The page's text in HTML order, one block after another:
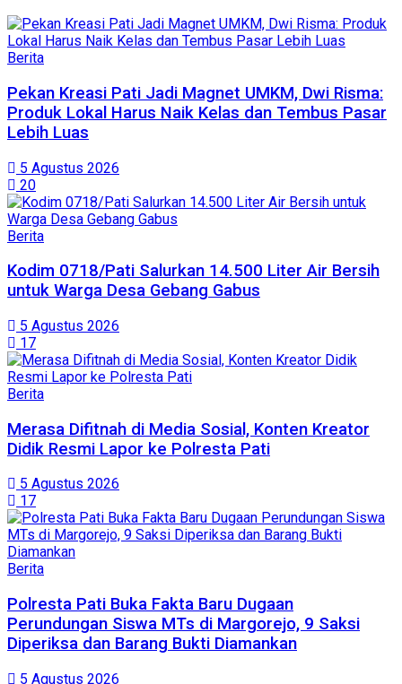
Berita
Pekan Kreasi Pati Jadi Magnet UMKM, Dwi Risma:
Produk Lokal Harus Naik Kelas dan Tembus Pasar
Lebih Luas
5 Agustus 2026
20
Berita
Kodim 0718/Pati Salurkan 14.500 Liter Air Bersih
untuk Warga Desa Gebang Gabus
5 Agustus 2026
17
Berita
Merasa Difitnah di Media Sosial, Konten Kreator
Didik Resmi Lapor ke Polresta Pati
5 Agustus 2026
17
Berita
Polresta Pati Buka Fakta Baru Dugaan
Perundungan Siswa MTs di Margorejo, 9 Saksi
Diperiksa dan Barang Bukti Diamankan
5 Agustus 2026